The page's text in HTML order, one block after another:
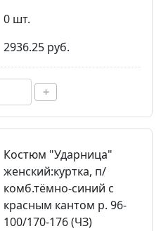
0 шт.
2936.25 руб.
+
Костюм "Ударница"
женский:куртка, п/
комб.тёмно-синий с
красным кантом р. 96-
100/170-176 (ЧЗ)